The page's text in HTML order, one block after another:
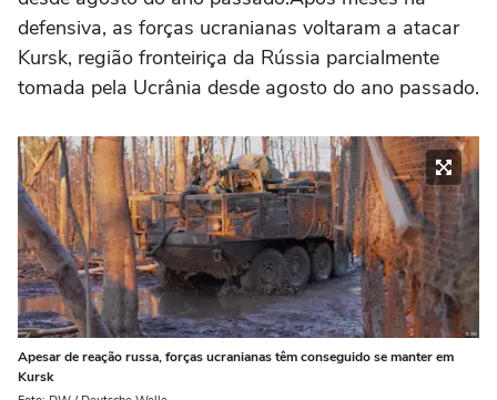
defensiva, as forças ucranianas voltaram a atacar
Kursk, região fronteiriça da Rússia parcialmente
tomada pela Ucrânia desde agosto do ano passado.
Apesar de reação russa, forças ucranianas têm conseguido se manter em
Kursk